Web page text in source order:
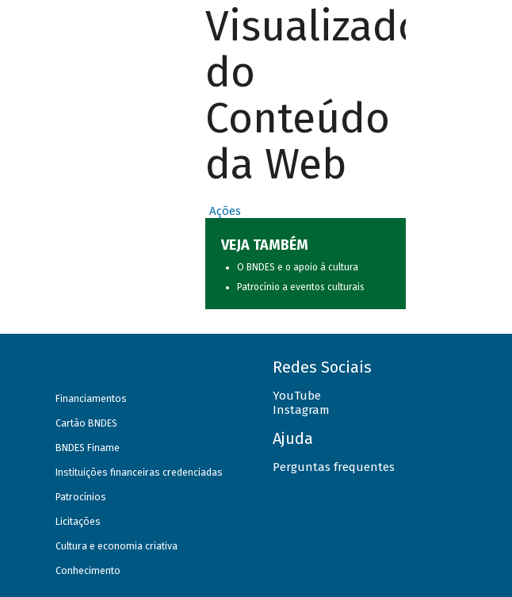
Visualizador
do
Conteúdo
da Web
Ações
VEJA TAMBÉM
O BNDES e o apoio à cultura
Patrocínio a eventos culturais
Financiamentos
Cartão BNDES
BNDES Finame
Instituições financeiras credenciadas
Patrocínios
Licitações
Cultura e economia criativa
Conhecimento
Redes Sociais
YouTube
Instagram
Ajuda
Perguntas frequentes